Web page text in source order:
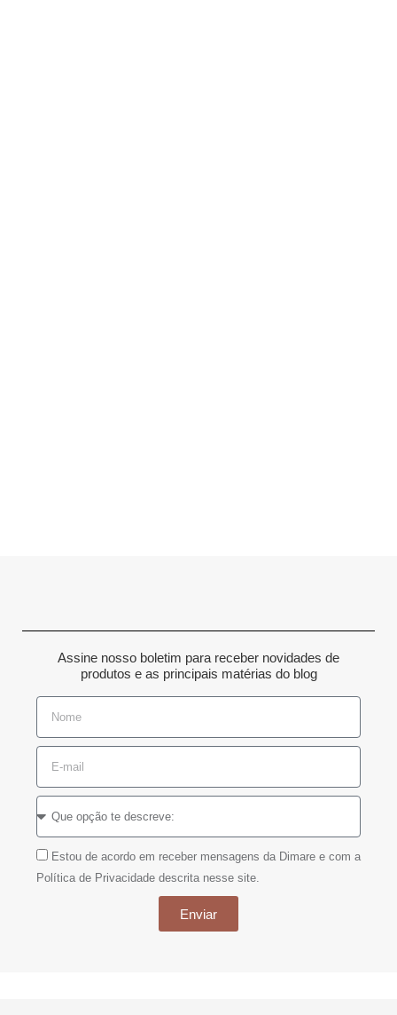
Assine nosso boletim para receber novidades de
produtos e as principais matérias do blog
Estou de acordo em receber mensagens da Dimare e com a
Política de Privacidade descrita nesse site.
Enviar